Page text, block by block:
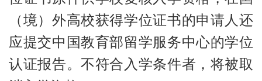
（境）外高校获得学位证书的申请人还
应提交中国教育部留学服务中心的学位
认证报告。不符合入学条件者，将被取